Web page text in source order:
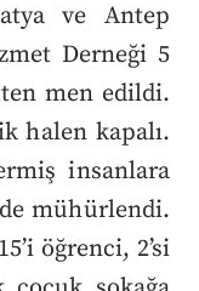
ve Antep
Derneği 5
men edildi.
halen kapalı.
insanlara
mühürlendi.
öğrenci, 2’si